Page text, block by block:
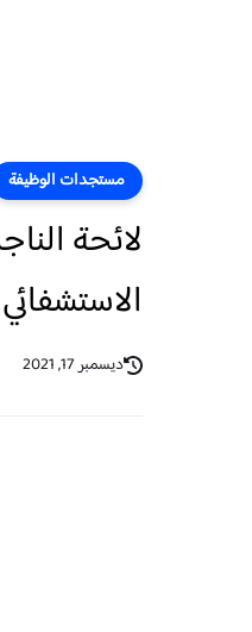
مستجدات الوظيفة
ديسمبر 17, 2021